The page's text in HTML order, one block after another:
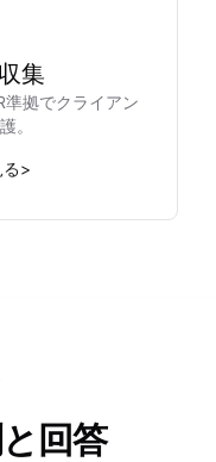
集
準拠でクライアン
。
>
回答